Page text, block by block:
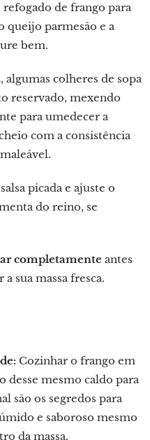
refogado de frango para
queijo parmesão e a
bem.
, algumas colheres de sopa
reservado, mexendo
para umedecer a
com a consistência
picada e ajuste o
do reino, se
completamente antes
sua massa fresca.
Cozinhar o frango em
desse mesmo caldo para
são os segredos para
e saboroso mesmo
da massa.